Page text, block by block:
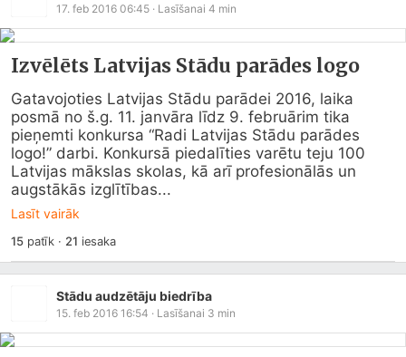
17. feb 2016 06:45 · Lasīšanai 4 min
Izvēlēts Latvijas Stādu parādes logo
Gatavojoties Latvijas Stādu parādei 2016, laika
posmā no š.g. 11. janvāra līdz 9. februārim tika
pieņemti konkursa “Radi Latvijas Stādu parādes
logo!” darbi. Konkursā piedalīties varētu teju 100
Latvijas mākslas skolas, kā arī profesionālās un
augstākās izglītības...
Lasīt vairāk
15patīk · 21 iesaka
Stādu audzētāju biedrība
15. feb 2016 16:54 · Lasīšanai 3 min